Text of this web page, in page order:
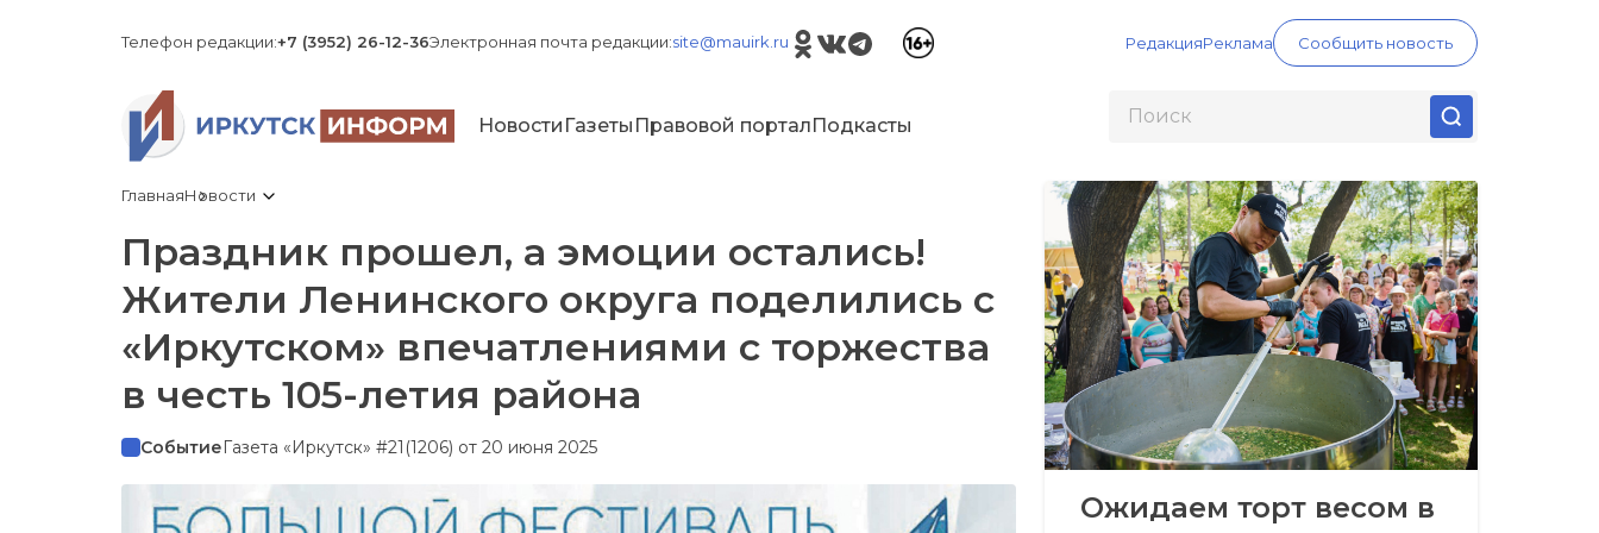
Телефон редакции:+7 (3952) 26-12-36Электронная почта редакции:site@mauirk.ru РедакцияРеклама Сообщить новость
Новости Газеты Правовой портал Подкасты
ГлавнаяНовости
Праздник прошел, а эмоции остались!
Жители Ленинского округа поделились с
«Иркутском» впечатлениями с торжества
в честь 105-летия района
Событие Газета «Иркутск» #21(1206) от 20 июня 2025
Ожидаем торт весом в